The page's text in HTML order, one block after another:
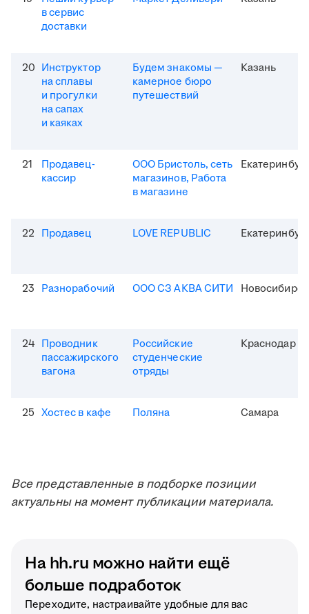
в сервис
доставки
20 Инструктор
на сплавы
и прогулки
на сапах
и каяках
Будем знакомы —
камерное бюро
путешествий
Казань
21
Продавец-
кассир
ООО Бристоль, сеть
магазинов, Работа
в магазине
22 Продавец LOVE REPUBLIC
23 Разнорабочий ООО СЗ АКВА СИТИ Новосибирск
24 Проводник
пассажирского
вагона
Российские
студенческие
отряды
Краснодар
25 Хостес в кафе Поляна Самара
Все представленные в подборке позиции
актуальны на момент публикации материала.
На hh.ru можно найти ещё
больше подработок
Переходите, настраивайте удобные для вас